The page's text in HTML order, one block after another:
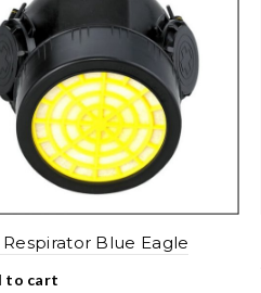
Blue Eagle
to cart